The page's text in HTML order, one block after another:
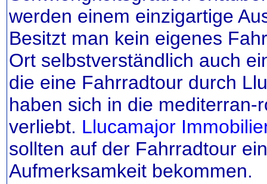
werden einem einzigartige
Besitzt man kein eigenes
Ort selbstverständlich auch
die eine Fahrradtour durch
haben sich in die mediterran-
verliebt. Llucamajor
sollten auf der Fahrradtour
Aufmerksamkeit bekommen.